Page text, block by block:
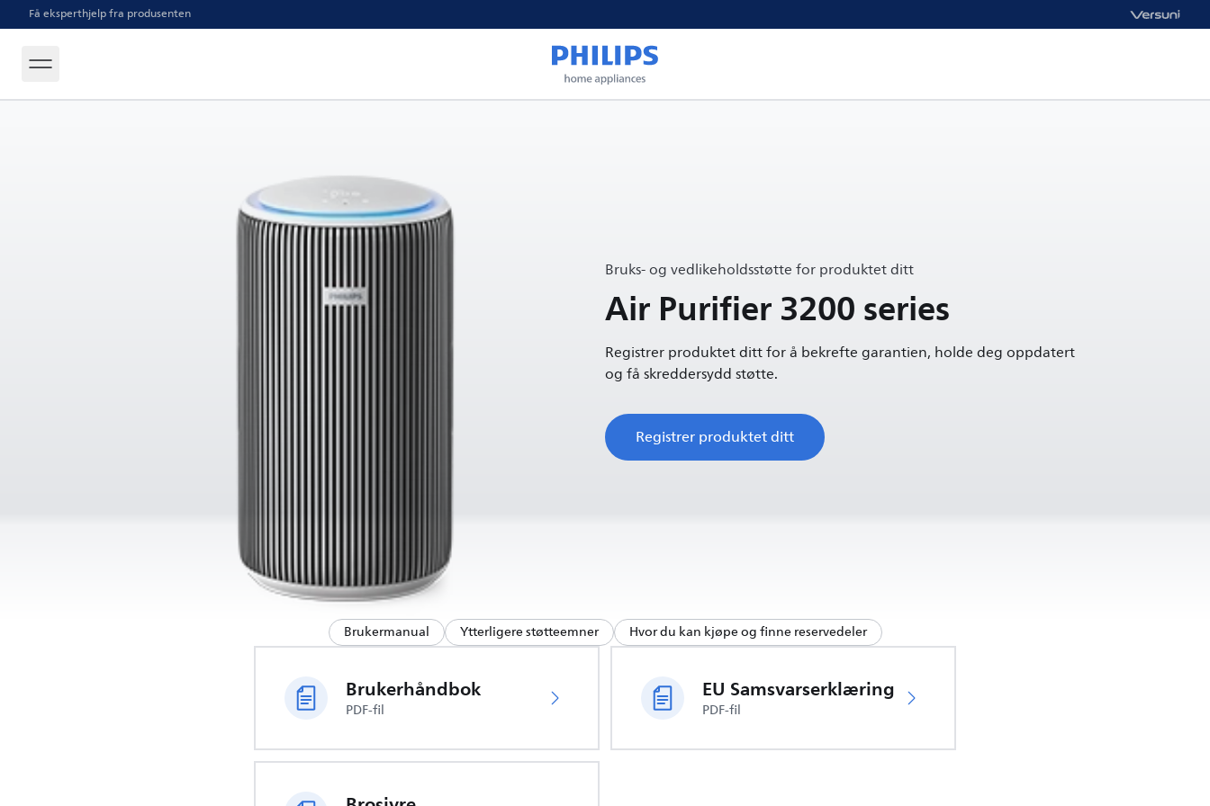
Få eksperthjelp fra produsenten
Bruks- og vedlikeholdsstøtte for produktet ditt
Air Purifier 3200 series
Registrer produktet ditt for å bekrefte garantien, holde deg oppdatert
og få skreddersydd støtte.
Registrer produktet ditt
Brukermanual Ytterligere støtteemner Hvor du kan kjøpe og finne reservedeler
Brukerhåndbok
PDF-fil
EU Samsvarserklæring
PDF-fil